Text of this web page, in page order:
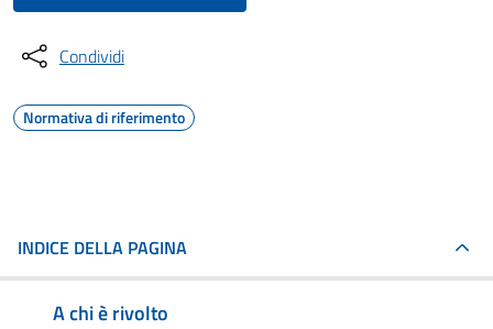
Condividi
Normativa di riferimento
INDICE DELLA PAGINA
A chi è rivolto